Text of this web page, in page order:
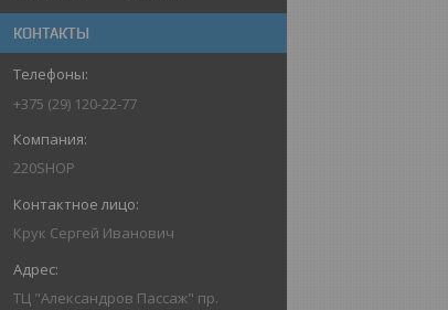
КОНТАКТЫ
+375 (29) 120-22-77
220SHOP
Крук Сергей Иванович
ТЦ "Александров Пассаж" пр.